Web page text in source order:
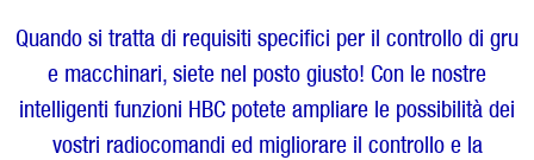
Quando si tratta di requisiti specifici per il controllo di gru
e macchinari, siete nel posto giusto! Con le nostre
intelligenti funzioni HBC potete ampliare le possibilità dei
vostri radiocomandi ed migliorare il controllo e la